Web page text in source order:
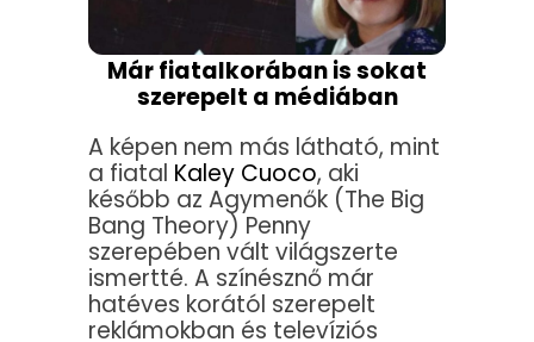
Már fiatalkorában is sokat
szerepelt a médiában
A képen nem más látható, mint
a fiatal Kaley Cuoco, aki
később az Agymenők (The Big
Bang Theory) Penny
szerepében vált világszerte
ismertté. A színésznő már
hatéves korától szerepelt
reklámokban és televíziós